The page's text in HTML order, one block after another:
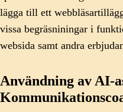
lägga till ett
vissa begräsniningar i
websida samt andra
Användning av AI-